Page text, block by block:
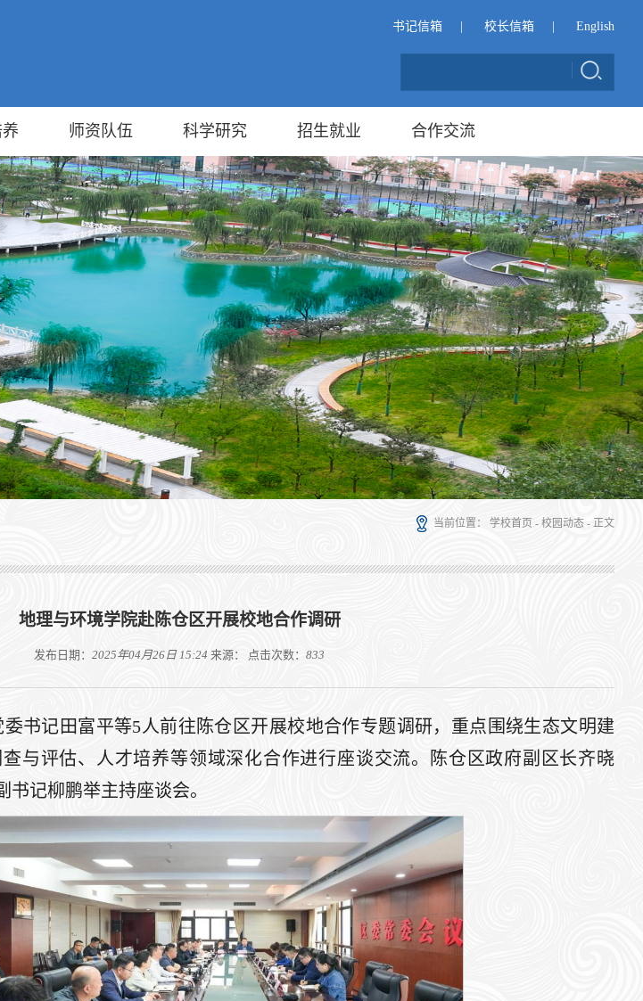
书记信箱 校长信箱 English
师资队伍 科学研究 招生就业 合作交流
当前位置： 学校首页 - 校园动态 - 正文
地理与环境学院赴陈仓区开展校地合作调研
发布日期： 2025年04月26日 15:24 来源： 点击次数： 833
书记田富平等5人前往陈仓区开展校地合作专题调研，重点围绕生态文明建
与评估、人才培养等领域深化合作进行座谈交流。陈仓区政府副区长齐晓
记柳鹏举主持座谈会。